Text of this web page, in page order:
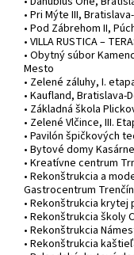
• Pri Mýte III,
• Pod Zábrehom II,
• VILLA RUSTICA –
• Obytný súbor
Mesto
• Zelené záluhy, I.
• Kaufland, Bratislava-
• Základná škola
• Zelené Vlčince, III.
• Pavilón špičkových
• Bytové domy
• Kreatívne centrum
• Rekonštrukcia a
Gastrocentrum Trenčín
• Rekonštrukcia krytej
• Rekonštrukcia školy
• Rekonštrukcia
• Rekonštrukcia